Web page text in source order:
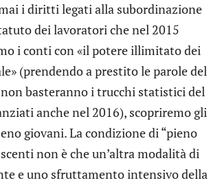
i diritti legati alla subordinazione
dei lavoratori che nel 2015
i conti con «il potere illimitato dei
(prendendo a prestito le parole del
non basteranno i trucchi statistici del
anche nel 2016), scopriremo gli
giovani. La condizione di “pieno
non è che un’altra modalità di
e uno sfruttamento intensivo della